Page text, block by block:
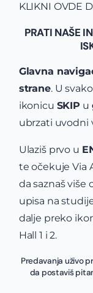
KLIKNI OVDE
PRATI NAŠE
Glavna
strane. U
ikonicu SKIP u
ubrzati uvodni
Ulaziš prvo u
te očekuje Via
da saznaš
upisa na
dalje preko
Hall 1 i 2.
Predavanja uživo
da postaviš